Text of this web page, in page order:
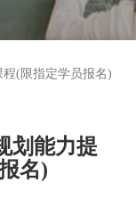
(限指定学员报名)
划能力提
名)